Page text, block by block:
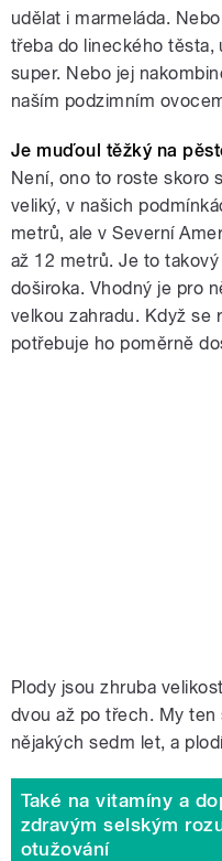
udělat i marmeláda.
třeba do lineckého těsta,
super. Nebo jej
naším podzimním
Je muďoul těžký na
Není, ono to roste skoro
veliký, v našich
metrů, ale v Severní
až 12 metrů. Je to
doširoka. Vhodný je pro
velkou zahradu. Když se
potřebuje ho poměrně
Plody jsou zhruba
dvou až po třech. My
nějakých sedm let, a
Také na vitamíny a
zdravým selským
otužování